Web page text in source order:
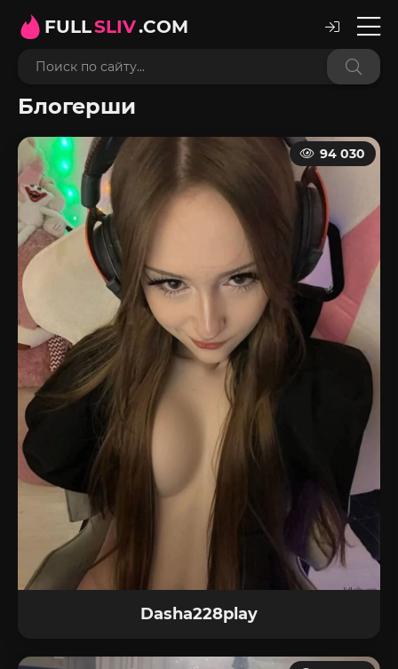
FULLSLIV.COM
Блогерши
Dasha228play
94 030